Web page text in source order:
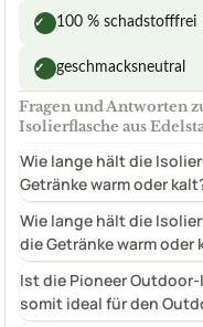
✓ 100 % schadstofffrei
✓ geschmacksneutral
Fragen und Antworten
Isolierflasche aus
Wie lange hält die
Getränke warm oder
Wie lange hält die
die Getränke warm oder
Ist die Pioneer
somit ideal für den